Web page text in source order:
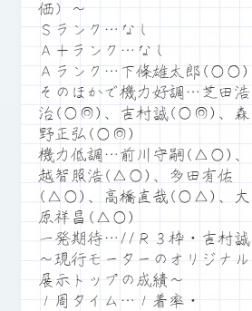
価）～
Ｓランク…なし
Ａ＋ランク…なし
Ａランク…下條雄太郎(○○)
そのほかで機力好調…芝田浩
治(○◎)、吉村誠(○◎)、森
野正弘(○◎)
機力低調…前川守嗣(△○)、
越智照浩(△○)、多田有佑
(△○)、高橋直哉(○△)、大
原祥昌(△○)
一発期待…11Ｒ３枠・吉村誠
～現行モーターのオリジナル
展示トップの成績～
１周タイム…１着率・